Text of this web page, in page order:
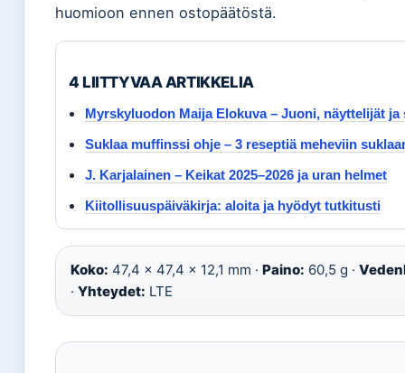
huomioon ennen ostopäätöstä.
4 LIITTYVAA ARTIKKELIA
Myrskyluodon Maija Elokuva – Juoni, näyttelijät
Suklaa muffinssi ohje – 3 reseptiä meheviin
J. Karjalainen – Keikat 2025–2026 ja uran helmet
Kiitollisuuspäiväkirja: aloita ja hyödyt tutkitusti
Koko: 47,4 x 47,4 x 12,1 mm · Paino: 60,5 g ·
· Yhteydet: LTE